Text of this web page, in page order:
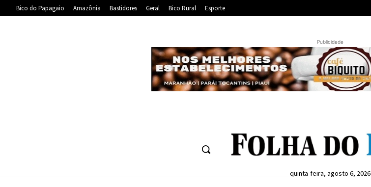
Bico do Papagaio Amazônia Bastidores Geral Bico Rural Esporte
Publicidade
quinta-feira, agosto 6, 2026